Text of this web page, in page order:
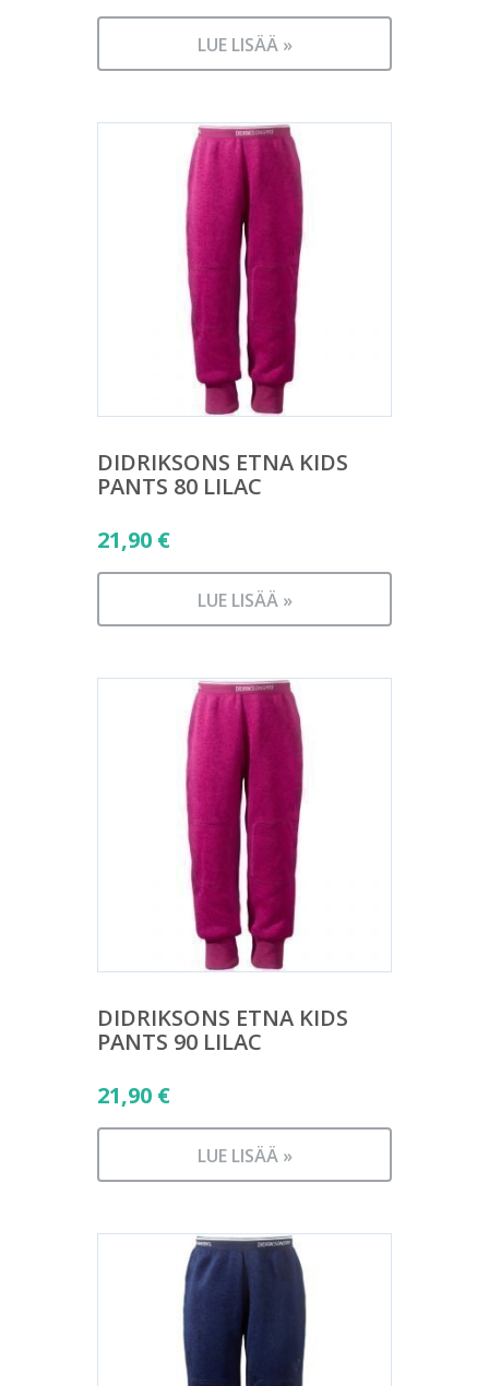
LUE LISÄÄ »
DIDRIKSONS ETNA KIDS
PANTS 80 LILAC
21,90 €
LUE LISÄÄ »
DIDRIKSONS ETNA KIDS
PANTS 90 LILAC
21,90 €
LUE LISÄÄ »